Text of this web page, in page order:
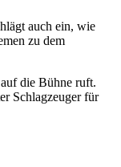
auch ein, wie
zu dem
die Bühne ruft.
Schlagzeuger für